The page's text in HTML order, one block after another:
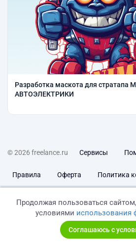
Разработка маскота для стратапа
АВТОЭЛЕКТРИКИ
© 2026 freelance.ru Сервисы
Правила Оферта Политика
Продолжая пользоваться
условиями использования
Соглашаюсь с